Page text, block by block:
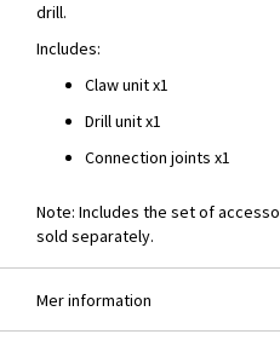
drill.
Includes:
Claw unit x1
Drill unit x1
Connection joints x1
Note: Includes the set of
sold separately.
Mer information